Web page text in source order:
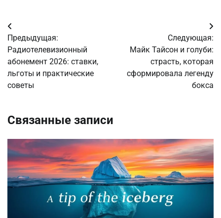
Навигация
по
записям
Предыдущая:
Радиотелевизионный
абонемент 2026: ставки,
льготы и практические
советы
Следующая:
Майк Тайсон и голуби:
страсть, которая
сформировала легенду
бокса
Связанные записи